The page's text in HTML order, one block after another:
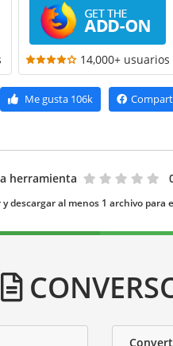
14,000+ usuarios
Me gusta 106k
herramienta
descargar al menos 1 archivo para